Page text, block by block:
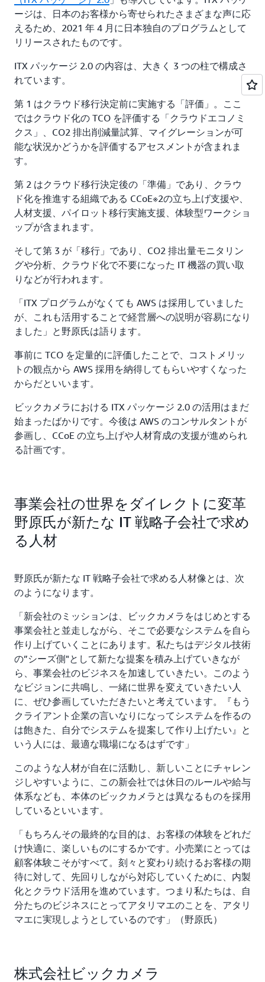
ージは、日本のお客様から寄せられたさまざまな声に応
えるため、2021 年 4 月に日本独自のプログラムとして
リリースされたものです。
ITX パッケージ 2.0 の内容は、大きく 3 つの柱で構成さ
れています。
第 1 はクラウド移行決定前に実施する「評価」。ここ
ではクラウド化の TCO を評価する「クラウドエコノミ
クス」、CO2 排出削減量試算、マイグレーションが可
能な状況かどうかを評価するアセスメントが含まれま
す。
第 2 はクラウド移行決定後の「準備」であり、クラウ
ド化を推進する組織である CCoE※2の立ち上げ支援や、
人材支援、パイロット移行実施支援、体験型ワークショ
ップが含まれます。
そして第 3 が「移行」であり、CO2 排出量モニタリン
グや分析、クラウド化で不要になった IT 機器の買い取
りなどが行われます。
「ITX プログラムがなくても AWS は採用していました
が、これも活用することで経営層への説明が容易になり
ました」と野原氏は語ります。
事前に TCO を定量的に評価したことで、コストメリッ
トの観点から AWS 採用を納得してもらいやすくなった
からだといいます。
ビックカメラにおける ITX パッケージ 2.0 の活用はまだ
始まったばかりです。今後は AWS のコンサルタントが
参画し、CCoE の立ち上げや人材育成の支援が進められ
る計画です。
事業会社の世界をダイレクトに変革
野原氏が新たな IT 戦略子会社で求め
る人材
野原氏が新たな IT 戦略子会社で求める人材像とは、次
のようになります。
「新会社のミッションは、ビックカメラをはじめとする
事業会社と並走しながら、そこで必要なシステムを自ら
作り上げていくことにあります。私たちはデジタル技術
の”シーズ側"として新たな提案を積み上げていきなが
ら、事業会社のビジネスを加速していきたい。このよう
なビジョンに共鳴し、一緒に世界を変えていきたい人
に、ぜひ参画していただきたいと考えています。『もう
クライアント企業の言いなりになってシステムを作るの
は飽きた、自分でシステムを提案して作り上げたい』と
いう人には、最適な職場になるはずです」
このような人材が自在に活動し、新しいことにチャレン
ジしやすいように、この新会社では休日のルールや給与
体系なども、本体のビックカメラとは異なるものを採用
しているといいます。
「もちろんその最終的な目的は、お客様の体験をどれだ
け快適に、楽しいものにするかです。小売業にとっては
顧客体験こそがすべて。刻々と変わり続けるお客様の期
待に対して、先回りしながら対応していくために、内製
化とクラウド活用を進めています。つまり私たちは、自
分たちのビジネスにとってアタリマエのことを、アタリ
マエに実現しようとしているのです」（野原氏）
株式会社ビックカメラ